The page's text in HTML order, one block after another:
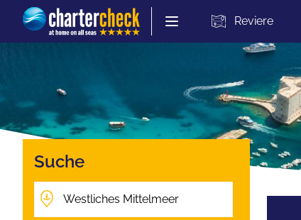
Chartercheck Reviere
Suche